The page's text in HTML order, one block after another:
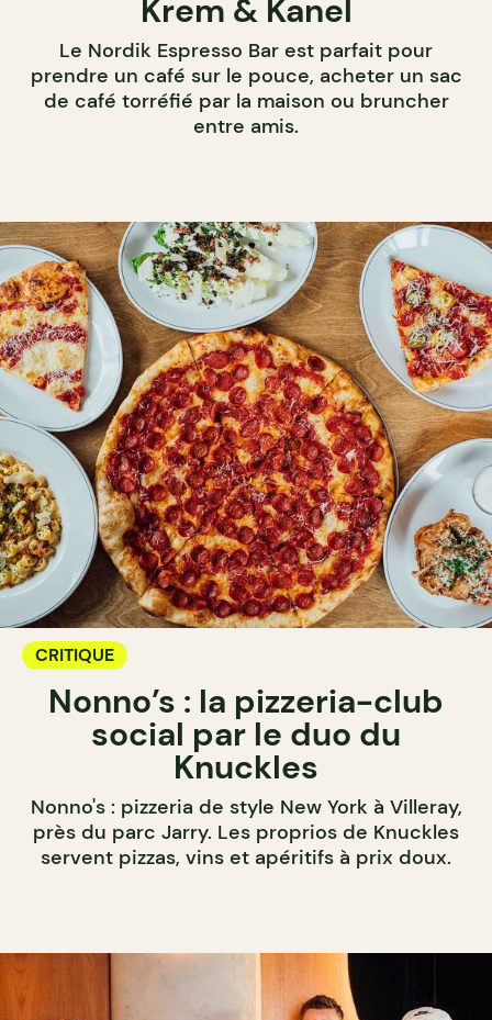
Krem & Kanel
Le Nordik Espresso Bar est parfait pour
prendre un café sur le pouce, acheter un sac
de café torréfié par la maison ou bruncher
entre amis.
CRITIQUE
Nonno’s : la pizzeria-club
social par le duo du
Knuckles
Nonno's : pizzeria de style New York à Villeray,
près du parc Jarry. Les proprios de Knuckles
servent pizzas, vins et apéritifs à prix doux.